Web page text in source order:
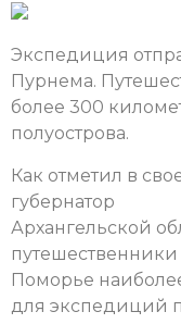
Экспедиция
Пурнема.
более 300
полуострова.
Как отметил в
губернатор
Архангельской
Поморье
для экспедиций